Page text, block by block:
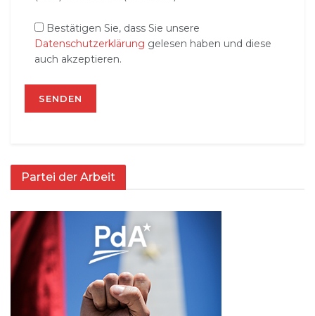
Bestätigen Sie, dass Sie unsere
Datenschutzerklärung gelesen haben und diese
auch akzeptieren.
Partei der Arbeit